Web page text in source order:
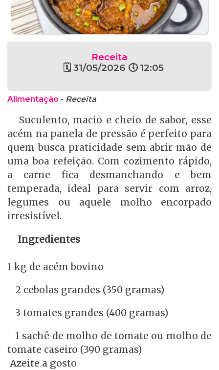
Receita
🗓 31/05/2026 🕔 12:05
Alimentação - Receita
Suculento, macio e cheio de sabor, esse
acém na panela de pressão é perfeito para
quem busca praticidade sem abrir mão de
uma boa refeição. Com cozimento rápido,
a carne fica desmanchando e bem
temperada, ideal para servir com arroz,
legumes ou aquele molho encorpado
irresistível.
Ingredientes
1 kg de acém bovino
2 cebolas grandes (350 gramas)
3 tomates grandes (400 gramas)
1 sachê de molho de tomate ou molho de
tomate caseiro (390 gramas)
Azeite a gosto